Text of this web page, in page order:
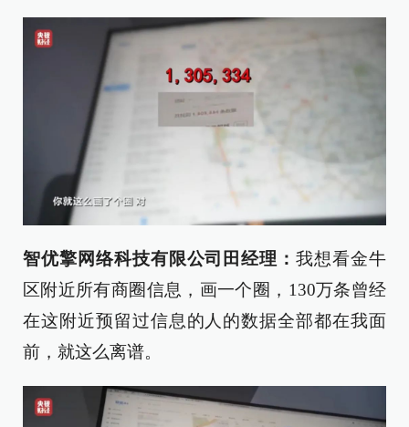
智优擎网络科技有限公司田经理：我想看金牛
区附近所有商圈信息，画一个圈，130万条曾经
在这附近预留过信息的人的数据全部都在我面
前，就这么离谱。